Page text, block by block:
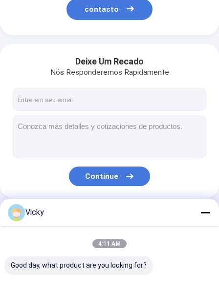
contacto
Deixe Um Recado
Nós Responderemos Rapidamente
Continue
Nossas Categorias
Vicky
4:11 AM
Good day, what product are you looking for?